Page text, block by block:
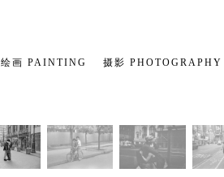
绘画 PAINTING 摄影 PHOTOGRAPHY